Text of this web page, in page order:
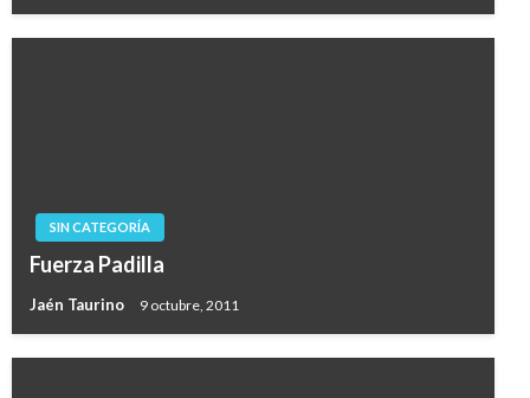
SIN CATEGORÍA
Fuerza Padilla
Jaén Taurino 9 octubre, 2011